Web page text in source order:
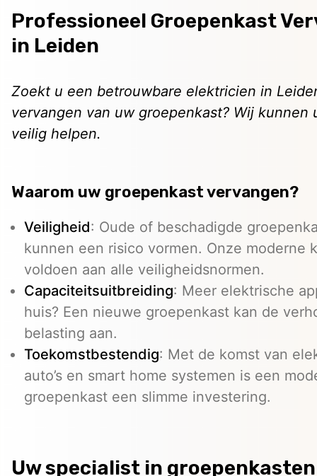
Professioneel Groepenkast
in Leiden
Zoekt u een betrouwbare elektricien in
vervangen van uw groepenkast? Wij kunnen
veilig helpen.
Waarom uw groepenkast vervangen?
Veiligheid: Oude of beschadigde
kunnen een risico vormen. Onze moderne
voldoen aan alle veiligheidsnormen.
Capaciteitsuitbreiding: Meer elektrische
huis? Een nieuwe groepenkast kan de
belasting aan.
Toekomstbestendig: Met de komst van
auto’s en smart home systemen is een
groepenkast een slimme investering.
Uw specialist in groepenkasten